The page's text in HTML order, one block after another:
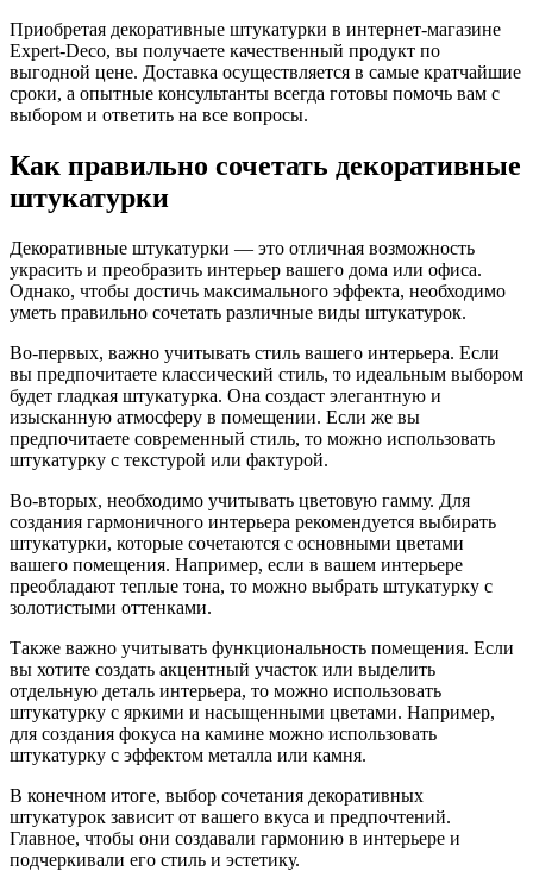
Приобретая декоративные штукатурки в интернет-магазине
Expert-Deco, вы получаете качественный продукт по
выгодной цене. Доставка осуществляется в самые кратчайшие
сроки, а опытные консультанты всегда готовы помочь вам с
выбором и ответить на все вопросы.
Как правильно сочетать декоративные
штукатурки
Декоративные штукатурки — это отличная возможность
украсить и преобразить интерьер вашего дома или офиса.
Однако, чтобы достичь максимального эффекта, необходимо
уметь правильно сочетать различные виды штукатурок.
Во-первых, важно учитывать стиль вашего интерьера. Если
вы предпочитаете классический стиль, то идеальным выбором
будет гладкая штукатурка. Она создаст элегантную и
изысканную атмосферу в помещении. Если же вы
предпочитаете современный стиль, то можно использовать
штукатурку с текстурой или фактурой.
Во-вторых, необходимо учитывать цветовую гамму. Для
создания гармоничного интерьера рекомендуется выбирать
штукатурки, которые сочетаются с основными цветами
вашего помещения. Например, если в вашем интерьере
преобладают теплые тона, то можно выбрать штукатурку с
золотистыми оттенками.
Также важно учитывать функциональность помещения. Если
вы хотите создать акцентный участок или выделить
отдельную деталь интерьера, то можно использовать
штукатурку с яркими и насыщенными цветами. Например,
для создания фокуса на камине можно использовать
штукатурку с эффектом металла или камня.
В конечном итоге, выбор сочетания декоративных
штукатурок зависит от вашего вкуса и предпочтений.
Главное, чтобы они создавали гармонию в интерьере и
подчеркивали его стиль и эстетику.